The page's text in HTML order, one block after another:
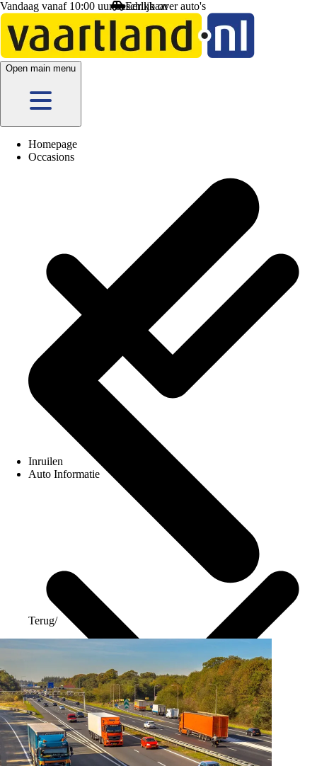
Vandaag vanaf 10:00 uur beschikbaar
Open main menu
Homepage
Occasions
Inruilen
Auto Informatie
Terug/